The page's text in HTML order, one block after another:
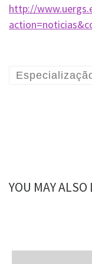
http://
YOU MAY ALSO